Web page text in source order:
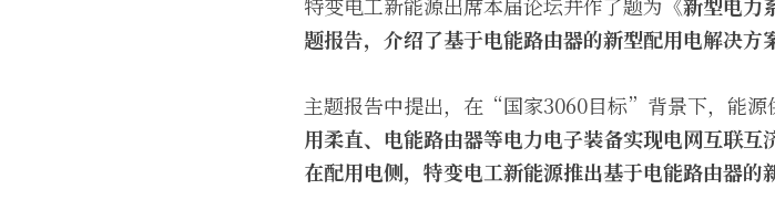
题报告，介绍了基于电能路由器的新型配用电解决方
主题报告中提出，在“国家3060目标”背景下，能源
用柔直、电能路由器等电力电子装备实现电网互联互
在配用电侧，特变电工新能源推出基于电能路由器的